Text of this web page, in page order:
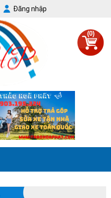
Đăng nhập
(0)